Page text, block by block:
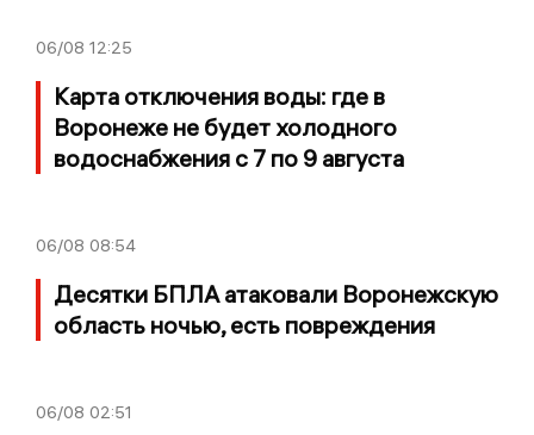
06/08 12:25
Карта отключения воды: где в
Воронеже не будет холодного
водоснабжения с 7 по 9 августа
06/08 08:54
Десятки БПЛА атаковали Воронежскую
область ночью, есть повреждения
06/08 02:51